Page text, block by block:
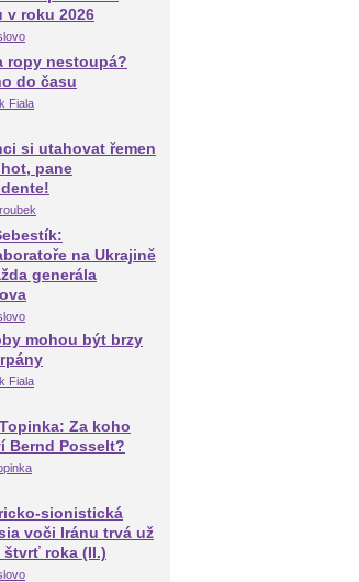
v roku 2026
ropy nestoupá?
do času
Fiala
si utahovat řemen
pane
na Ukrajině
generála
mohou být brzy
Fiala
Za koho
Bernd Posselt?
sionistická
voči Iránu trvá už
štvrť roka (II.)